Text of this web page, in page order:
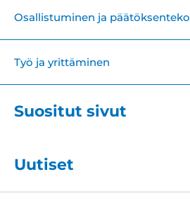
Osallistuminen ja päätöksenteko
Työ ja yrittäminen
Suositut sivut
Uutiset